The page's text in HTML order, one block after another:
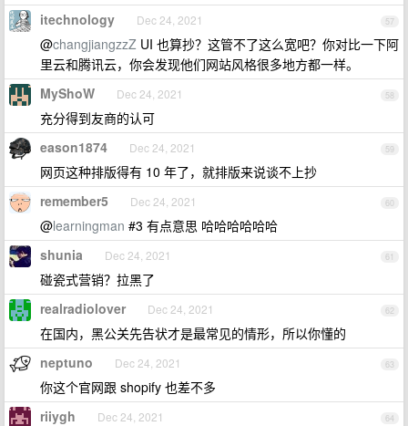
57
itechnology Dec 24, 2021
@changjiangzzZ UI 也算抄？这管不了这么宽吧？你对比一下阿
里云和腾讯云，你会发现他们网站风格很多地方都一样。
58
MyShoW Dec 24, 2021
充分得到友商的认可
59
eason1874 Dec 24, 2021
网页这种排版得有 10 年了，就排版来说谈不上抄
60
remember5 Dec 24, 2021
@learningman #3 有点意思 哈哈哈哈哈哈
61
shunia Dec 24, 2021
碰瓷式营销？拉黑了
62
realradiolover Dec 24, 2021
在国内，黑公关先告状才是最常见的情形，所以你懂的
63
neptuno Dec 24, 2021
你这个官网跟 shopify 也差不多
64
riiygh Dec 24, 2021